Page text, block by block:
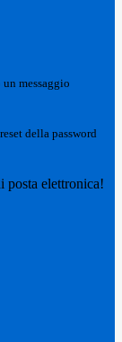
messaggio
della password
posta elettronica!